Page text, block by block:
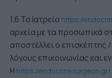
1.6 Το Ιατρείο https://
αρχεία με τα προσωπικά
αποστέλλει ο επισκέπτης
λόγους επικοινωνίας και
Η https://endocrinesurgeon.gr/